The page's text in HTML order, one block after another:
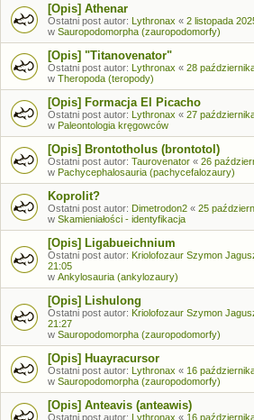
[Opis] Athenar
Ostatni post autor: Lythronax « 2 listopada
w Sauropodomorpha (zauropodomorfy)
[Opis] "Titanovenator"
Ostatni post autor: Lythronax « 28
w Theropoda (teropody)
[Opis] Formacja El Picacho
Ostatni post autor: Lythronax « 27
w Paleontologia kręgowców
[Opis] Brontotholus (brontotol)
Ostatni post autor: Taurovenator « 26
w Pachycephalosauria (pachycefalozaury)
Koprolit?
Ostatni post autor: Dimetrodon2 « 25
w Skamieniałości - identyfikacja
[Opis] Ligabueichnium
Ostatni post autor: Kriolofozaur Szymon
21:05
w Ankylosauria (ankylozaury)
[Opis] Lishulong
Ostatni post autor: Kriolofozaur Szymon
21:27
w Sauropodomorpha (zauropodomorfy)
[Opis] Huayracursor
Ostatni post autor: Lythronax « 16
w Sauropodomorpha (zauropodomorfy)
[Opis] Anteavis (anteawis)
Ostatni post autor: Lythronax « 16